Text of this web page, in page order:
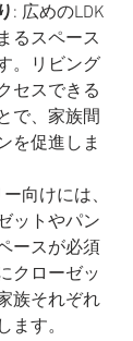
: 広めのLDK
るスペース
。リビング
セスできる
で、家族間
を促進しま
向けには、
ットやパン
ースが必須
クローゼッ
族それぞれ
ます。